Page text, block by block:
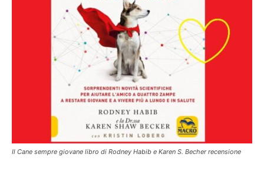
Il Cane sempre giovane libro di Rodney Habib e Karen S. Becher recensione